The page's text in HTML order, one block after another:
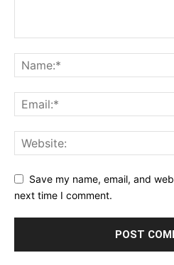
Save my name, email, and
next time I comment.